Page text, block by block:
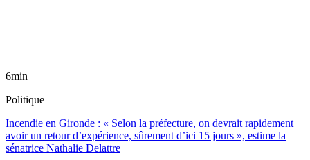
6min
Politique
Incendie en Gironde : « Selon la préfecture, on devrait rapidement
avoir un retour d’expérience, sûrement d’ici 15 jours », estime la
sénatrice Nathalie Delattre